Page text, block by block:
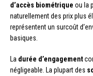
d’accès biométrique ou la
naturellement des prix plus
représentent un surcoût
basiques.
La durée d’engagement
négligeable. La plupart des